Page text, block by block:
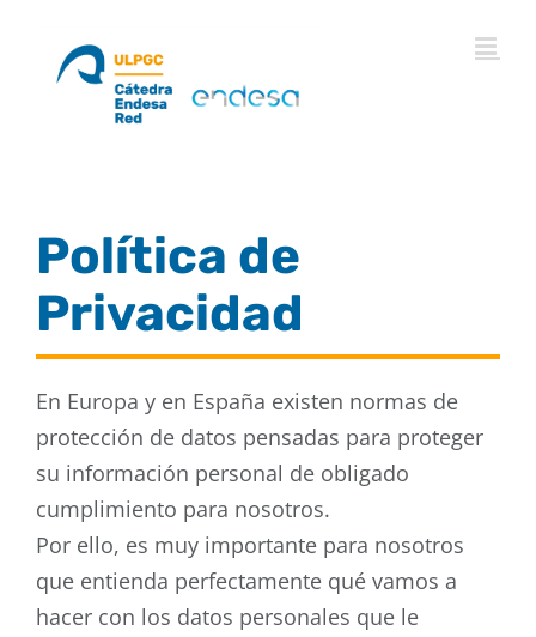
contenido
Política de
Privacidad
En Europa y en España existen normas de
protección de datos pensadas para proteger
su información personal de obligado
cumplimiento para nosotros.
Por ello, es muy importante para nosotros
que entienda perfectamente qué vamos a
hacer con los datos personales que le